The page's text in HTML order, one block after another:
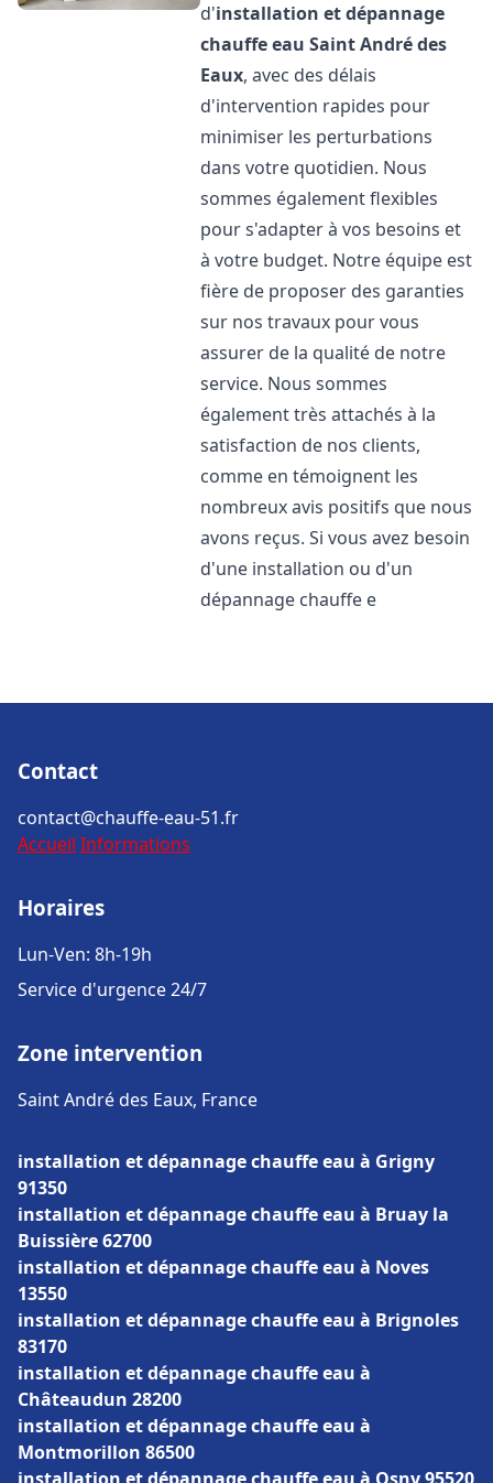
d'installation et dépannage
chauffe eau Saint André des
Eaux, avec des délais
d'intervention rapides pour
minimiser les perturbations
dans votre quotidien. Nous
sommes également flexibles
pour s'adapter à vos besoins et
à votre budget. Notre équipe est
fière de proposer des garanties
sur nos travaux pour vous
assurer de la qualité de notre
service. Nous sommes
également très attachés à la
satisfaction de nos clients,
comme en témoignent les
nombreux avis positifs que nous
avons reçus. Si vous avez besoin
d'une installation ou d'un
dépannage chauffe e
Contact
contact@chauffe-eau-51.fr
Accueil Informations
Horaires
Lun-Ven: 8h-19h
Service d'urgence 24/7
Zone intervention
Saint André des Eaux, France
installation et dépannage chauffe eau à Grigny
91350
installation et dépannage chauffe eau à Bruay la
Buissière 62700
installation et dépannage chauffe eau à Noves
13550
installation et dépannage chauffe eau à Brignoles
83170
installation et dépannage chauffe eau à
Châteaudun 28200
installation et dépannage chauffe eau à
Montmorillon 86500